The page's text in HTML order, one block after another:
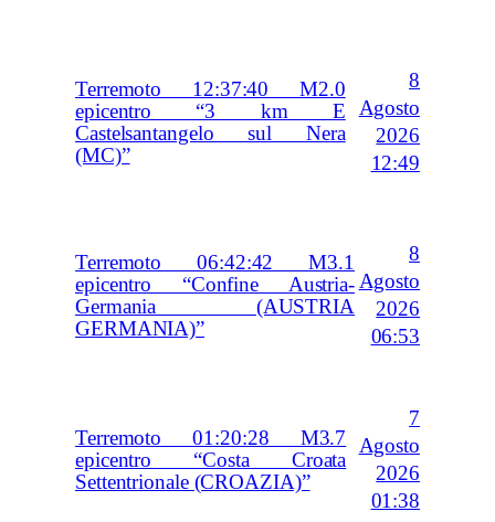
Terremoto 12:37:40 M2.0
epicentro “3 km E
Castelsantangelo sul Nera
(MC)”
8
Agosto
2026
12:49
Terremoto 06:42:42 M3.1
epicentro “Confine Austria-
Germania (AUSTRIA
GERMANIA)”
8
Agosto
2026
06:53
Terremoto 01:20:28 M3.7
epicentro “Costa Croata
Settentrionale (CROAZIA)”
7
Agosto
2026
01:38